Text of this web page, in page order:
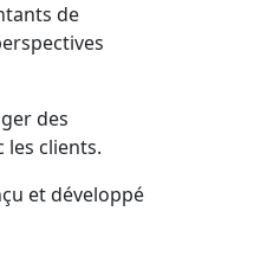
de
des
les clients.
et développé